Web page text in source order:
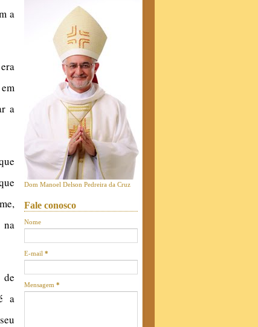
a
a
na
de
a
Dom Manoel Delson Pedreira da Cruz
Fale conosco
Nome
E-mail *
Mensagem *